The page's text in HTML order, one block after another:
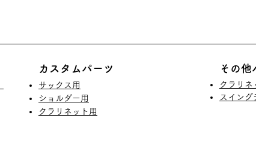
カスタムパーツ
サックス用
ショルダー用
クラリネット用​
その他
クラリネ
スイング